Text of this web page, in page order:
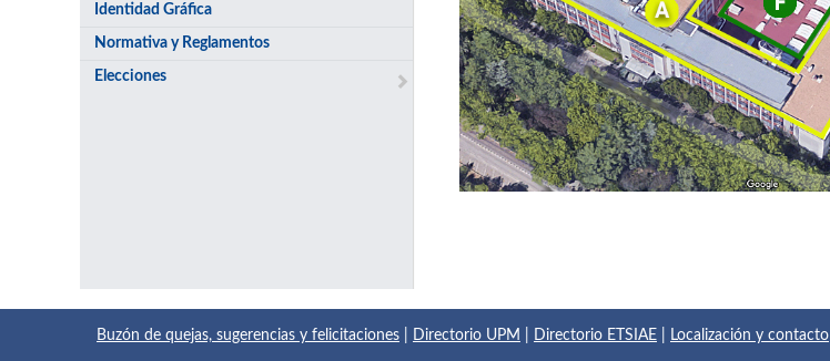
Identidad Gráfica
Normativa y Reglamentos
Elecciones
Buzón de quejas, sugerencias y felicitaciones Directorio UPM Directorio ETSIAE Localización y contacto